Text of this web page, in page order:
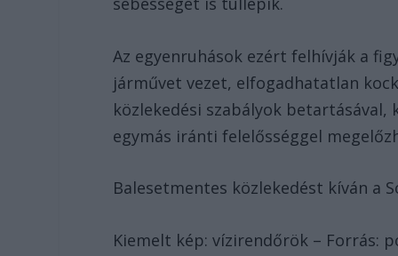
Az egyenruhások ezért felhívják a
járművet vezet, elfogadhatatlan
közlekedési szabályok
egymás iránti felelősséggel
Balesetmentes közlekedést kíván a
Kiemelt kép: vízirendőrök – Forrás: